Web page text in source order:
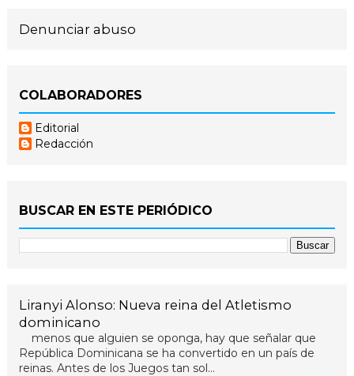
Denunciar abuso
COLABORADORES
Editorial
Redacción
BUSCAR EN ESTE PERIÓDICO
Liranyi Alonso: Nueva reina del Atletismo
dominicano
menos que alguien se oponga, hay que señalar que
República Dominicana se ha convertido en un país de
reinas. Antes de los Juegos tan sol...